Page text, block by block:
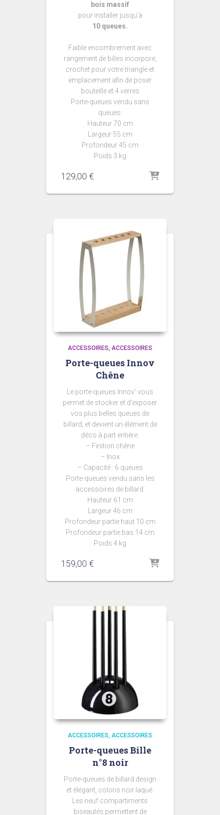
bois massif
pour installer jusqu’à
10 queues.
Faible encombrement avec
rangement de billes incorporé,
crochet pour votre triangle et
emplacement afin de poser
bouteille et 4 verres
Porte-queues vendu sans
queues.
Hauteur 70 cm
Largeur 55 cm
Profondeur 45 cm
Poids 3 kg
129,00 €
ACCESSOIRES ACCESSOIRES
Porte-queues Innov
Chêne
Le porte-queues Innov’ vous
permet de stocker et d’exposer
vos plus belles queues de
billard, et devient un élément de
déco à part entière.
– Finition chêne
– Inox
– Capacité : 6 queues
Porte-queues vendu sans les
accessoires de billard.
Hauteur 61 cm
Largeur 46 cm
Profondeur partie haut 10 cm
Profondeur partie bas 14 cm
Poids 4 kg
159,00 €
ACCESSOIRES ACCESSOIRES
Porte-queues Bille
n°8 noir
Porte-queues de billard design
et élégant, coloris noir laqué.
Les neuf compartiments
biseautés permettent de